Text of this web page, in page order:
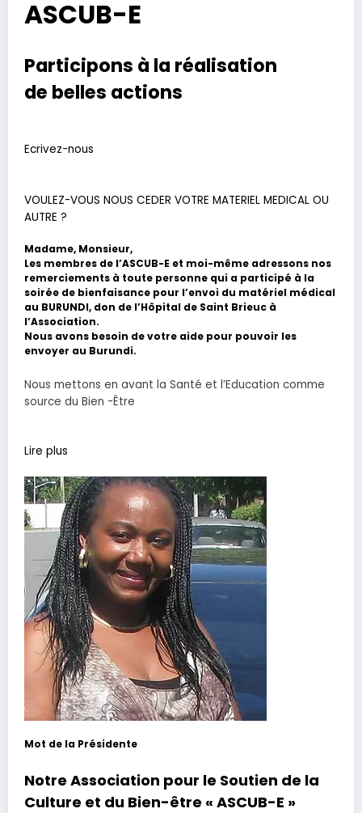
ASCUB-E
Participons à la réalisation
de belles actions
Ecrivez-nous
VOULEZ-VOUS NOUS CEDER VOTRE MATERIEL MEDICAL OU
AUTRE ?
Madame, Monsieur,
Les membres de l’ASCUB-E et moi-même adressons nos
remerciements à toute personne qui a participé à la
soirée de bienfaisance pour l’envoi du matériel médical
au BURUNDI, don de l’Hôpital de Saint Brieuc à
l’Association.
Nous avons besoin de votre aide pour pouvoir les
envoyer au Burundi.
Nous mettons en avant la Santé et l’Education comme
source du Bien -Être
Lire plus
Mot de la Présidente
Notre Association pour le Soutien de la
Culture et du Bien-être « ASCUB-E »